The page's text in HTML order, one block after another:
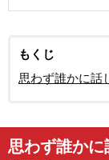
もくじ
思わず誰かに話
思わず誰か